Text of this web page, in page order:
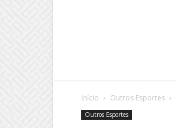
Início Outros Esportes
Outros Esportes